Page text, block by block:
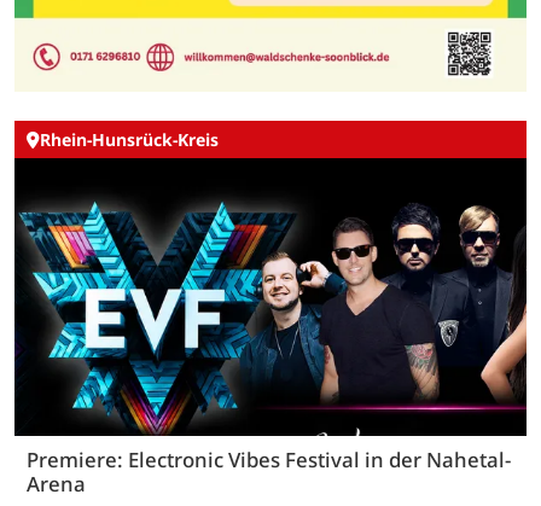
Rhein-Hunsrück-Kreis
Premiere: Electronic Vibes Festival in der Nahetal-
Arena